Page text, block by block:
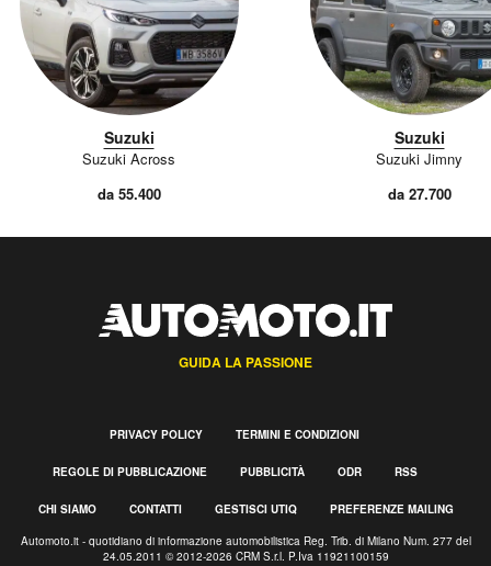
Suzuki
Suzuki Across
da 55.400
Suzuki
Suzuki Jimny
da 27.700
GUIDA LA PASSIONE
PRIVACY POLICY TERMINI E CONDIZIONI
REGOLE DI PUBBLICAZIONE PUBBLICITÀ ODR RSS
CHI SIAMO CONTATTI GESTISCI UTIQ PREFERENZE MAILING
Automoto.it - quotidiano di informazione automobilistica Reg. Trib. di Milano Num. 277 del
24.05.2011 © 2012-2026 CRM S.r.l. P.Iva 11921100159